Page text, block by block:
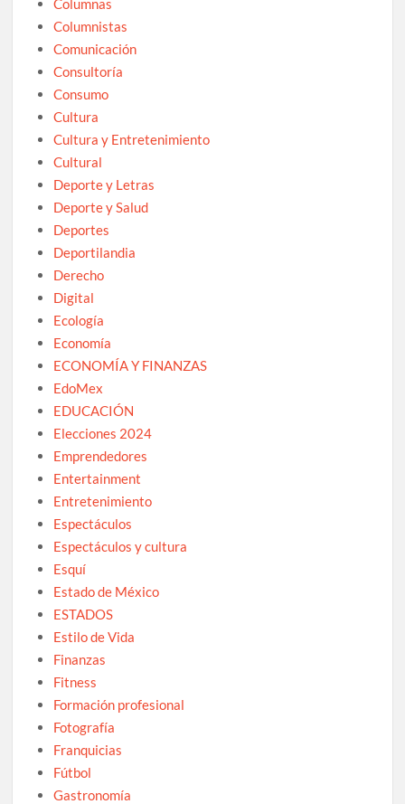
Columnas
Columnistas
Comunicación
Consultoría
Consumo
Cultura
Cultura y Entretenimiento
Cultural
Deporte y Letras
Deporte y Salud
Deportes
Deportilandia
Derecho
Digital
Ecología
Economía
ECONOMÍA Y FINANZAS
EdoMex
EDUCACIÓN
Elecciones 2024
Emprendedores
Entertainment
Entretenimiento
Espectáculos
Espectáculos y cultura
Esquí
Estado de México
ESTADOS
Estilo de Vida
Finanzas
Fitness
Formación profesional
Fotografía
Franquicias
Fútbol
Gastronomía